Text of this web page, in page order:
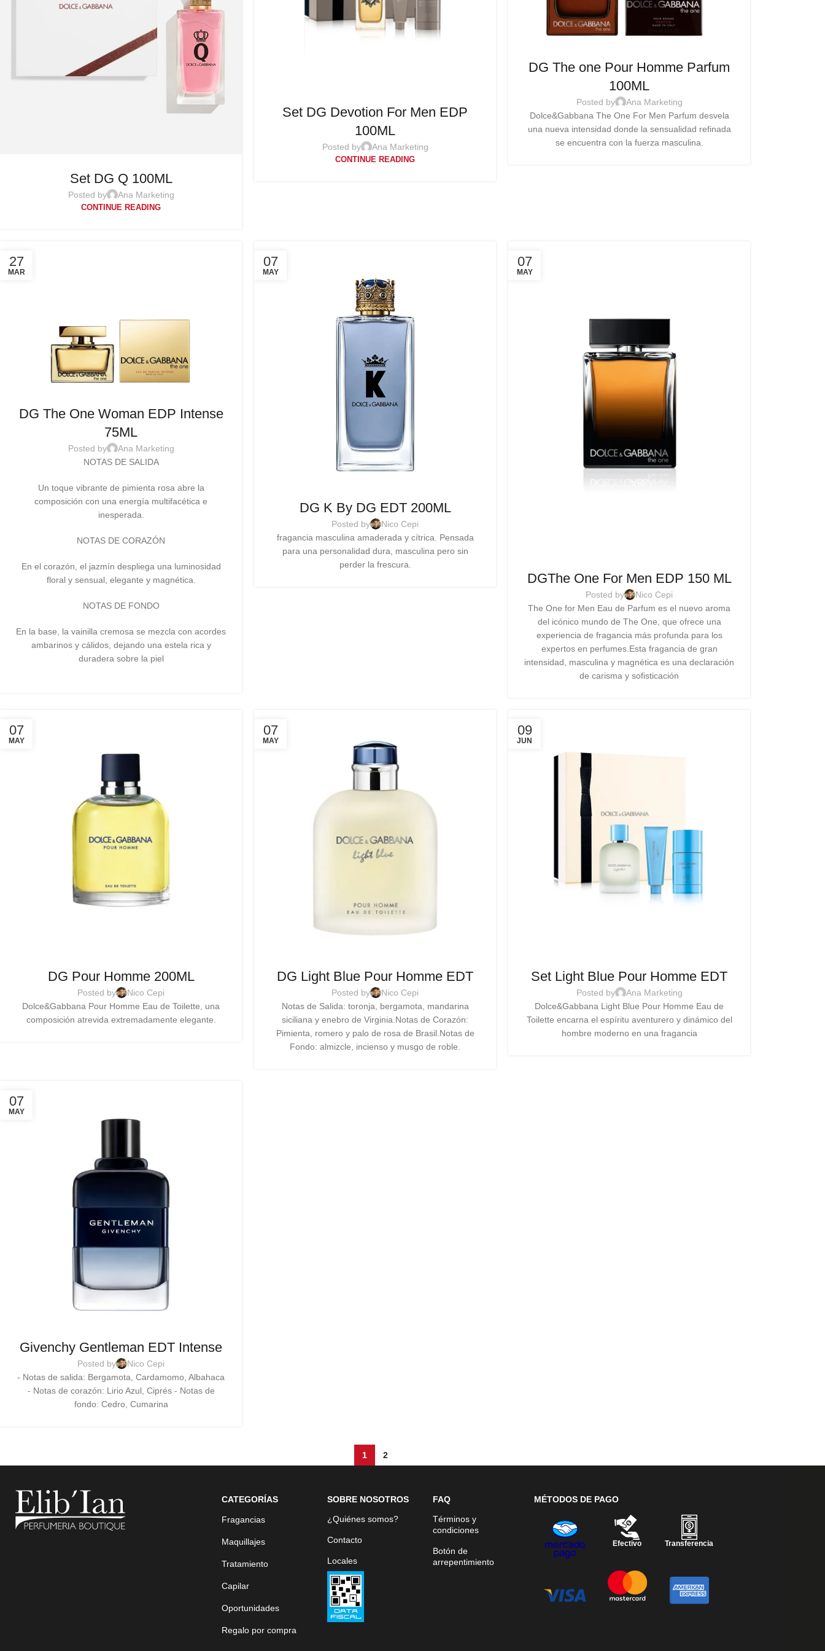
Set DG Q 100ML
Posted by Ana Marketing
CONTINUE READING
Set DG Devotion For Men EDP
100ML
Posted by Ana Marketing
CONTINUE READING
DG The one Pour Homme Parfum
100ML
Posted by
Ana Marketing
Dolce&Gabbana The One For Men Parfum desvela
una nueva intensidad donde la sensualidad refinada
se encuentra con la fuerza masculina.
27
MAR
DG The One Woman EDP Intense
75ML
Posted by
Ana Marketing
NOTAS DE SALIDA
Un toque vibrante de pimienta rosa abre la
composición con una energía multifacética e
inesperada.
NOTAS DE CORAZÓN
En el corazón, el jazmín despliega una luminosidad
floral y sensual, elegante y magnética.
NOTAS DE FONDO
En la base, la vainilla cremosa se mezcla con acordes
ambarinos y cálidos, dejando una estela rica y
duradera sobre la piel
07
MAY
DG K By DG EDT 200ML
Posted by
Nico Cepi
fragancia masculina amaderada y cítrica. Pensada
para una personalidad dura, masculina pero sin
perder la frescura.
07
MAY
DGThe One For Men EDP 150 ML
Posted by
Nico Cepi
The One for Men Eau de Parfum es el nuevo aroma
del icónico mundo de The One, que ofrece una
experiencia de fragancia más profunda para los
expertos en perfumes.Esta fragancia de gran
intensidad, masculina y magnética es una declaración
de carisma y sofisticación
07
MAY
DG Pour Homme 200ML
Posted by
Nico Cepi
Dolce&Gabbana Pour Homme Eau de Toilette, una
composición atrevida extremadamente elegante.
07
MAY
DG Light Blue Pour Homme EDT
Posted by
Nico Cepi
Notas de Salida: toronja, bergamota, mandarina
siciliana y enebro de Virginia.Notas de Corazón:
Pimienta, romero y palo de rosa de Brasil.Notas de
Fondo: almizcle, incienso y musgo de roble.
09
JUN
Set Light Blue Pour Homme EDT
Posted by
Ana Marketing
Dolce&Gabbana Light Blue Pour Homme Eau de
Toilette encarna el espíritu aventurero y dinámico del
hombre moderno en una fragancia
07
MAY
Givenchy Gentleman EDT Intense
Posted by
Nico Cepi
- Notas de salida: Bergamota, Cardamomo, Albahaca
- Notas de corazón: Lirio Azul, Ciprés - Notas de
fondo: Cedro, Cumarina
1 2
CATEGORÍAS
Fragancias
Maquillajes
Tratamiento
Capilar
Oportunidades
Regalo por compra
SOBRE NOSOTROS
¿Quiénes somos?
Contacto
Locales
FAQ
Términos y
condiciones
Botón de
arrepentimiento
MÉTODOS DE PAGO
Efectivo Transferencia